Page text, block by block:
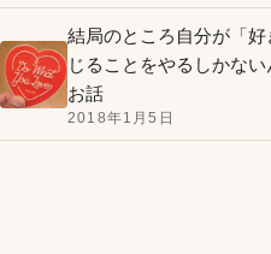
結局のところ自分が「
じることをやるしかない
お話
2018年1月5日